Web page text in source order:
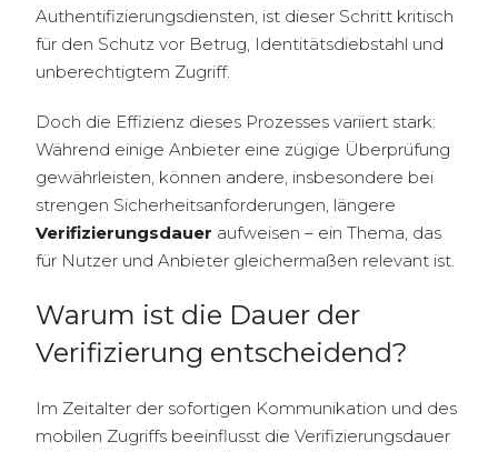
Authentifizierungsdiensten, ist dieser Schritt kritisch
für den Schutz vor Betrug, Identitätsdiebstahl und
unberechtigtem Zugriff.
Doch die Effizienz dieses Prozesses variiert stark:
Während einige Anbieter eine zügige Überprüfung
gewährleisten, können andere, insbesondere bei
strengen Sicherheitsanforderungen, längere
Verifizierungsdauer aufweisen – ein Thema, das
für Nutzer und Anbieter gleichermaßen relevant ist.
Warum ist die Dauer der
Verifizierung entscheidend?
Im Zeitalter der sofortigen Kommunikation und des
mobilen Zugriffs beeinflusst die Verifizierungsdauer